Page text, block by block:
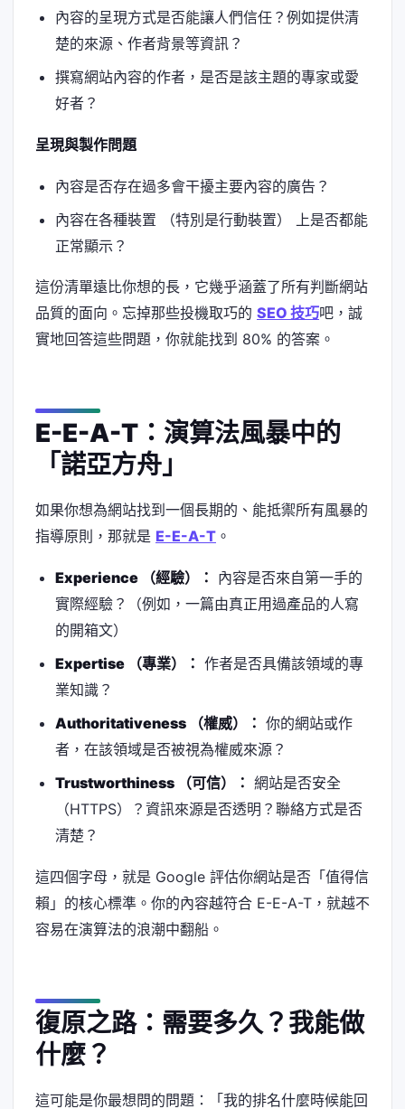
內容的呈現方式是否能讓人們信任？例如提供清
楚的來源、作者背景等資訊？
撰寫網站內容的作者，是否是該主題的專家或愛
好者？
呈現與製作問題
內容是否存在過多會干擾主要內容的廣告？
內容在各種裝置 （特別是行動裝置） 上是否都能
正常顯示？
這份清單遠比你想的長，它幾乎涵蓋了所有判斷網站
品質的面向。忘掉那些投機取巧的 SEO 技巧吧，誠
實地回答這些問題，你就能找到 80% 的答案。
E-E-A-T：演算法風暴中的
「諾亞方舟」
如果你想為網站找到一個長期的、能抵禦所有風暴的
指導原則，那就是 E-E-A-T 。
Experience （經驗）： 內容是否來自第一手的
實際經驗？（例如，一篇由真正用過產品的人寫
的開箱文）
Expertise （專業）： 作者是否具備該領域的專
業知識？
Authoritativeness （權威）： 你的網站或作
者，在該領域是否被視為權威來源？
Trustworthiness （可信）： 網站是否安全
（HTTPS）？資訊來源是否透明？聯絡方式是否
清楚？
這四個字母，就是 Google 評估你網站是否「值得信
賴」的核心標準。你的內容越符合 E-E-A-T，就越不
容易在演算法的浪潮中翻船。
復原之路：需要多久？我能做
什麼？
這可能是你最想問的問題：「我的排名什麼時候能回